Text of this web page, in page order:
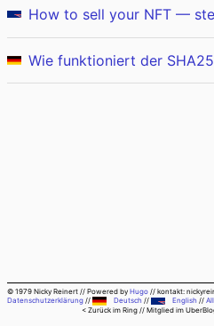
© 1979 Nicky Reinert // Powered by Hugo // kontakt:
Datenschutzerklärung // Deutsch // English //
< Zurück im Ring // Mitglied im